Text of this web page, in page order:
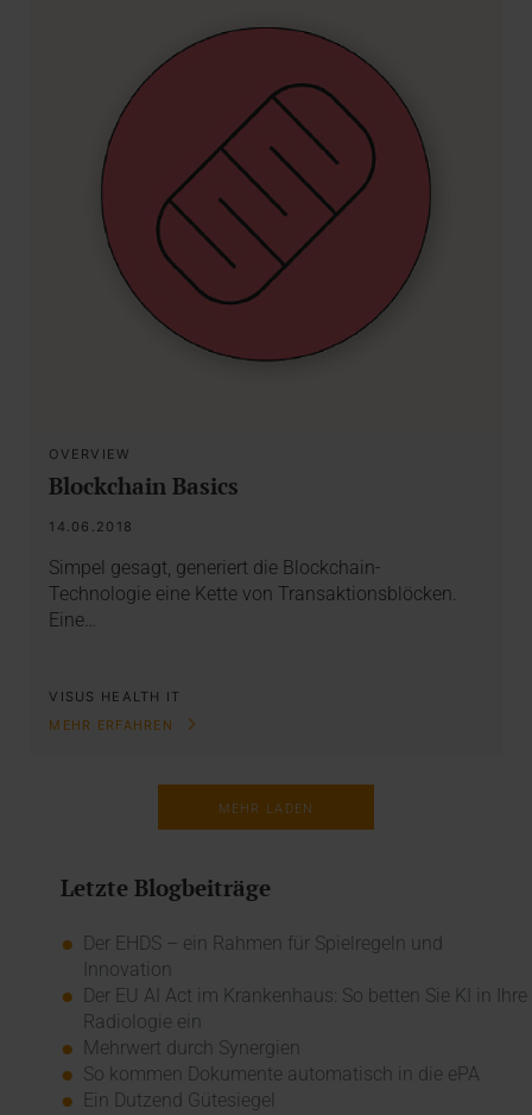
OVERVIEW
Blockchain Basics
14.06.2018
Simpel gesagt, generiert die Blockchain-
Technologie eine Kette von Transaktionsblöcken.
Eine…
VISUS HEALTH IT
MEHR ERFAHREN
MEHR LADEN
Letzte Blogbeiträge
Der EHDS – ein Rahmen für Spielregeln und
Innovation
Der EU AI Act im Krankenhaus: So betten Sie KI in Ihre
Radiologie ein
Mehrwert durch Synergien
So kommen Dokumente automatisch in die ePA
Ein Dutzend Gütesiegel